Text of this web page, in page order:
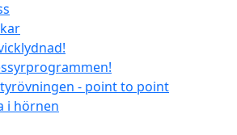
- point to point
i hörnen